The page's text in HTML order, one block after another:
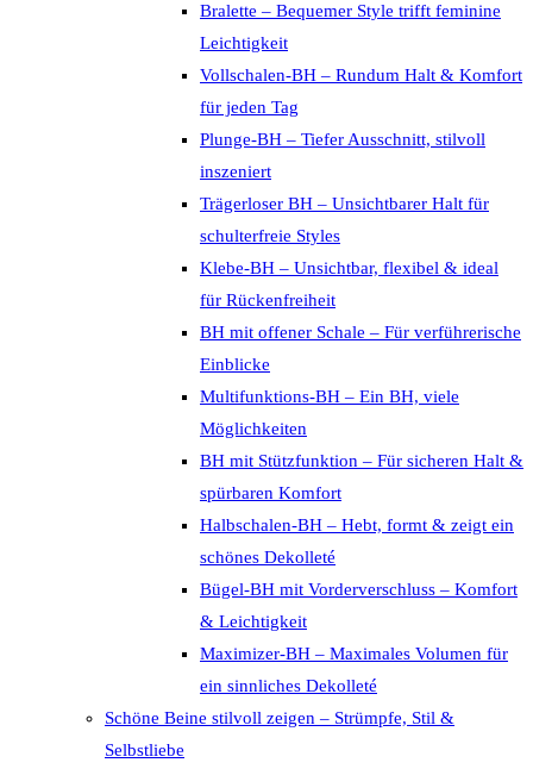
Bralette – Bequemer Style trifft feminine
Leichtigkeit
Vollschalen-BH – Rundum Halt & Komfort
für jeden Tag
Plunge-BH – Tiefer Ausschnitt, stilvoll
inszeniert
Trägerloser BH – Unsichtbarer Halt für
schulterfreie Styles
Klebe-BH – Unsichtbar, flexibel & ideal
für Rückenfreiheit
BH mit offener Schale – Für verführerische
Einblicke
Multifunktions-BH – Ein BH, viele
Möglichkeiten
BH mit Stützfunktion – Für sicheren Halt &
spürbaren Komfort
Halbschalen-BH – Hebt, formt & zeigt ein
schönes Dekolleté
Bügel-BH mit Vorderverschluss – Komfort
& Leichtigkeit
Maximizer-BH – Maximales Volumen für
ein sinnliches Dekolleté
Schöne Beine stilvoll zeigen – Strümpfe, Stil &
Selbstliebe